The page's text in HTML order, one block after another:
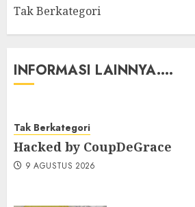
Tak Berkategori
INFORMASI LAINNYA....
Tak Berkategori
Hacked by CoupDeGrace
9 AGUSTUS 2026